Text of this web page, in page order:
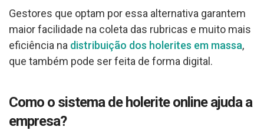
Gestores que optam por essa alternativa garantem
maior facilidade na coleta das rubricas e muito mais
eficiência na distribuição dos holerites em massa,
que também pode ser feita de forma digital.
Como o sistema de holerite online ajuda a
empresa?